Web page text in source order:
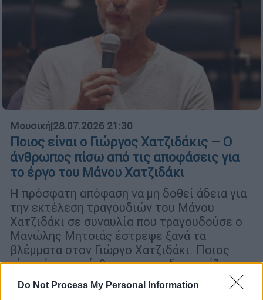
Do Not Process My Personal Information
Μουσική|28.07.2026 21:30
Ποιος είναι ο Γιώργος Χατζιδάκις – Ο
άνθρωπος πίσω από τις αποφάσεις για
το έργο του Μάνου Χατζιδάκι
Η πρόσφατη απόφαση να μη δοθεί άδεια για
την εκτέλεση τραγουδιών του Μάνου
Χατζιδάκι σε συναυλία που τραγουδούσε ο
Μανώλης Μητσιάς έστρεψε ξανά τα
βλέμματα στον Γιώργο Χατζιδάκι. Ποιος
είναι, όμως, ο άνθρωπος που διαχειρίζεται
την πνευματική κληρονομιά του κορυφαίου
συνθέτη και γιατί οι αποφάσεις του